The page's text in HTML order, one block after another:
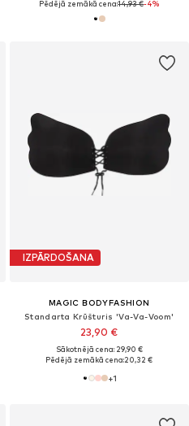
Pēdējā zemākā cena:14,93 €-4%
IZPĀRDOŠANA
MAGIC BODYFASHION
Standarta Krūšturis 'Va-Va-Voom'
23,90 €
Sākotnējā cena: 29,90 €
Pēdējā zemākā cena:20,32 €
+1